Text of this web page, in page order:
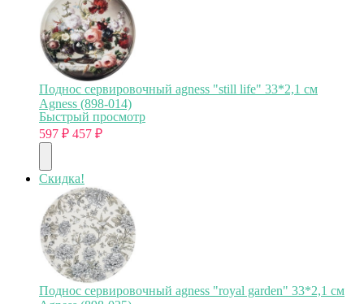
Поднос сервировочный agness "still life" 33*2,1 см
Agness (898-014)
Быстрый просмотр
597 ₽ 457 ₽
Скидка!
Поднос сервировочный agness "royal garden" 33*2,1 см